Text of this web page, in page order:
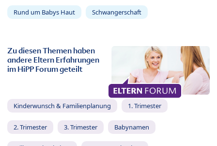
Rund um Babys Haut Schwangerschaft
Zu diesen Themen haben
andere Eltern Erfahrungen
im HiPP Forum geteilt
Kinderwunsch & Familienplanung 1. Trimester
2. Trimester 3. Trimester Babynamen